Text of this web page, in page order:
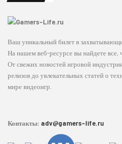
Ваш уникальный билет в
На нашем веб-ресурсе вы найдете
От свежих новостей игровой
релизов до увлекательных статей о
мире видеоигр.
Контакты: adv@gamers-life.ru